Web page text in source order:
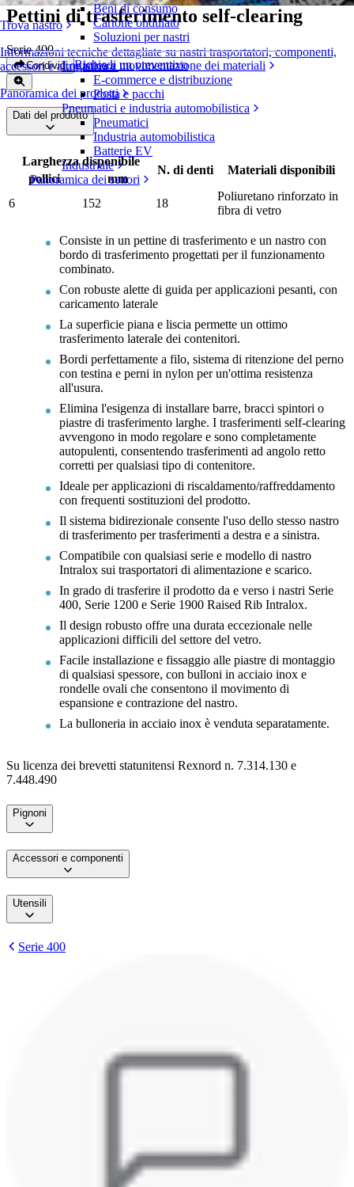
Trova nastro
Informazioni tecniche dettagliate su nastri trasportatori, componenti,
accessori e altro ancora
Panoramica dei prodotti
Beni di consumo
Cartone ondulato
Soluzioni per nastri
Logistica e movimentazione dei materiali
E-commerce e distribuzione
Posta e pacchi
Pneumatici e industria automobilistica
Pneumatici
Industria automobilistica
Batterie EV
Industriale
Panoramica dei settori
Pettini di trasferimento self-clearing
Serie 400
Condividi Richiedi un preventivo
Dati del prodotto
Larghezza disponibile
N. di denti Materiali disponibili
pollici
mm
6
152 18
Poliuretano rinforzato in
fibra di vetro
Consiste in un pettine di trasferimento e un nastro con
bordo di trasferimento progettati per il funzionamento
combinato.
Con robuste alette di guida per applicazioni pesanti, con
caricamento laterale
La superficie piana e liscia permette un ottimo
trasferimento laterale dei contenitori.
Bordi perfettamente a filo, sistema di ritenzione del perno
con testina e perni in nylon per un'ottima resistenza
all'usura.
Elimina l'esigenza di installare barre, bracci spintori o
piastre di trasferimento larghe. I trasferimenti self-clearing
avvengono in modo regolare e sono completamente
autopulenti, consentendo trasferimenti ad angolo retto
corretti per qualsiasi tipo di contenitore.
Ideale per applicazioni di riscaldamento/raffreddamento
con frequenti sostituzioni del prodotto.
Il sistema bidirezionale consente l'uso dello stesso nastro
di trasferimento per trasferimenti a destra e a sinistra.
Compatibile con qualsiasi serie e modello di nastro
Intralox sui trasportatori di alimentazione e scarico.
In grado di trasferire il prodotto da e verso i nastri Serie
400, Serie 1200 e Serie 1900 Raised Rib Intralox.
Il design robusto offre una durata eccezionale nelle
applicazioni difficili del settore del vetro.
Facile installazione e fissaggio alle piastre di montaggio
di qualsiasi spessore, con bulloni in acciaio inox e
rondelle ovali che consentono il movimento di
espansione e contrazione del nastro.
La bulloneria in acciaio inox è venduta separatamente.
Su licenza dei brevetti statunitensi Rexnord n. 7.314.130 e
7.448.490
Pignoni
Accessori e componenti
Utensili
Serie 400